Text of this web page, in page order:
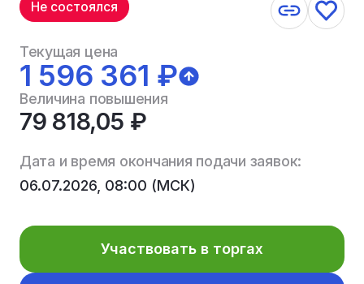
Не состоялся
Текущая цена
1 596 361 ₽
Величина повышения
79 818,05 ₽
Дата и время окончания подачи заявок:
06.07.2026, 08:00 (МСК)
Участвовать в торгах